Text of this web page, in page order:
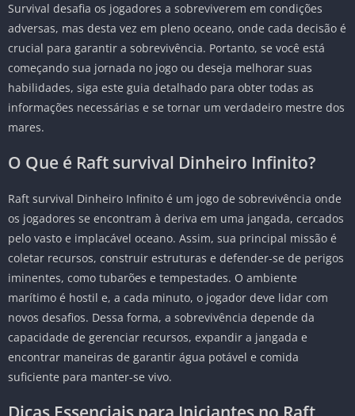
Survival desafia os jogadores a sobreviverem em condições
adversas, mas desta vez em pleno oceano, onde cada decisão é
crucial para garantir a sobrevivência. Portanto, se você está
começando sua jornada no jogo ou deseja melhorar suas
habilidades, siga este guia detalhado para obter todas as
informações necessárias e se tornar um verdadeiro mestre dos
mares.
O Que é Raft survival Dinheiro Infinito?
Raft survival Dinheiro Infinito é um jogo de sobrevivência onde
os jogadores se encontram à deriva em uma jangada, cercados
pelo vasto e implacável oceano. Assim, sua principal missão é
coletar recursos, construir estruturas e defender-se de perigos
iminentes, como tubarões e tempestades. O ambiente
marítimo é hostil e, a cada minuto, o jogador deve lidar com
novos desafios. Dessa forma, a sobrevivência depende da
capacidade de gerenciar recursos, expandir a jangada e
encontrar maneiras de garantir água potável e comida
suficiente para manter-se vivo.